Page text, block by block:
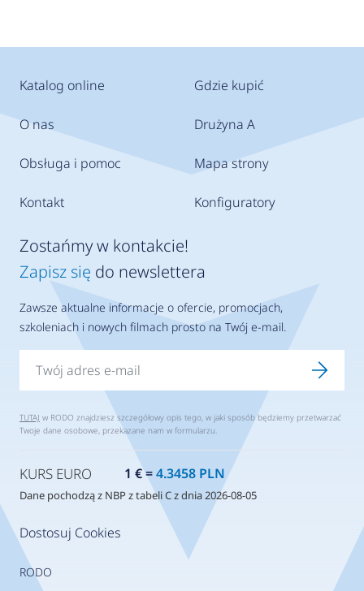
Katalog online
O nas
Obsługa i pomoc
Kontakt
Gdzie kupić
Drużyna A
Mapa strony
Konfiguratory
Dostosuj Cookies
RODO
Zostańmy w kontakcie!
Zapisz się do newslettera
Zawsze aktualne informacje o ofercie, promocjach,
szkoleniach i nowych filmach prosto na Twój e-mail.
TUTAJ w RODO znajdziesz szczegółowy opis tego, w jaki sposób będziemy przetwarzać
Twoje dane osobowe, przekazane nam w formularzu.
KURS EURO 1 € =4.3458 PLN
Dane pochodzą z NBP z tabeli C z dnia 2026-08-05